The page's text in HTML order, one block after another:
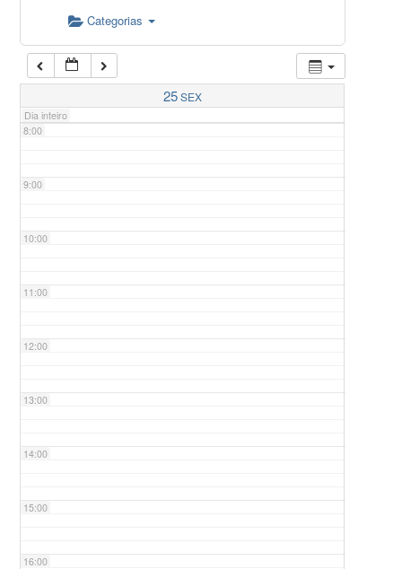
Categorias
25SEX
Dia inteiro
7:00
8:00
9:00
10:00
11:00
12:00
13:00
14:00
15:00
16:00